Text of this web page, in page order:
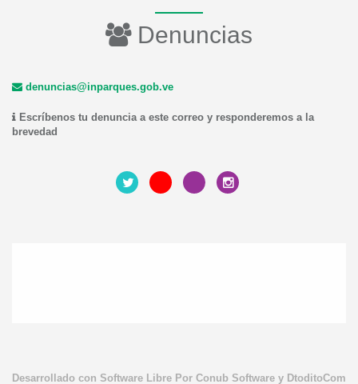
Denuncias
denuncias@inparques.gob.ve
Escríbenos tu denuncia a este correo y responderemos a la
brevedad
Desarrollado con Software Libre Por Conub Software y DtoditoCom